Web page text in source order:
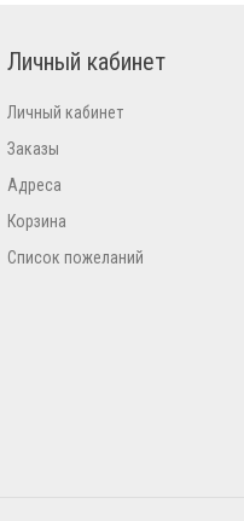
Личный кабинет
Личный кабинет
Заказы
Адреса
Корзина
Список пожеланий